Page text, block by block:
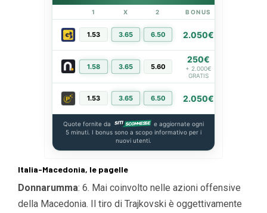
1 X 2 BONUS
1.53 3.65 6.50 2.050€
1.58 3.65 5.60
250€
+ 2.000€
GRATIS
1.53 3.65 6.50 2.050€
Quote fornite da
e aggiornate ogni
5 minuti. I bonus sono a scopo informativo per i
nuovi utenti.
Italia-Macedonia, le pagelle
Donnarumma: 6. Mai coinvolto nelle azioni offensive
della Macedonia. Il tiro di Trajkovski è oggettivamente